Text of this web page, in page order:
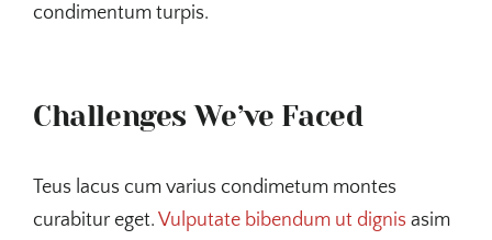
condimentum turpis.
Challenges We’ve Faced
Teus lacus cum varius condimetum montes
curabitur eget. Vulputate bibendum ut dignisasim